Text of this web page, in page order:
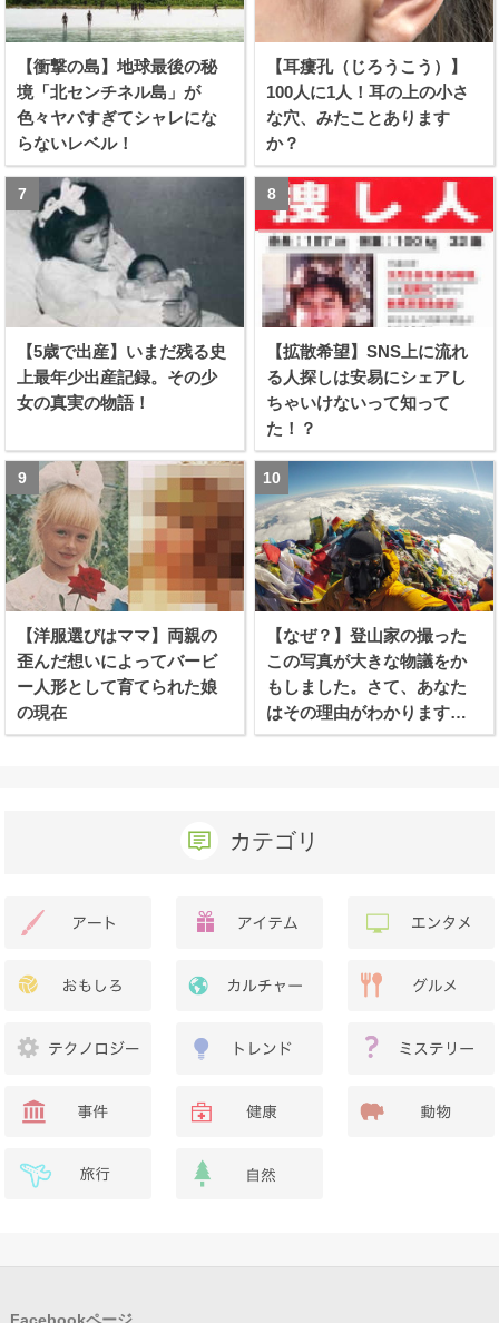
【衝撃の島】地球最後の秘
境「北センチネル島」が
色々ヤバすぎてシャレにな
らないレベル！
【耳瘻孔（じろうこう）】
100人に1人！耳の上の小さ
な穴、みたことあります
か？
【5歳で出産】いまだ残る史
上最年少出産記録。その少
女の真実の物語！
【拡散希望】SNS上に流れ
る人探しは安易にシェアし
ちゃいけないって知って
た！？
【洋服選びはママ】両親の
歪んだ想いによってバービ
ー人形として育てられた娘
の現在
【なぜ？】登山家の撮った
この写真が大きな物議をか
もしました。さて、あなた
はその理由がわかります
か？
カテゴリ